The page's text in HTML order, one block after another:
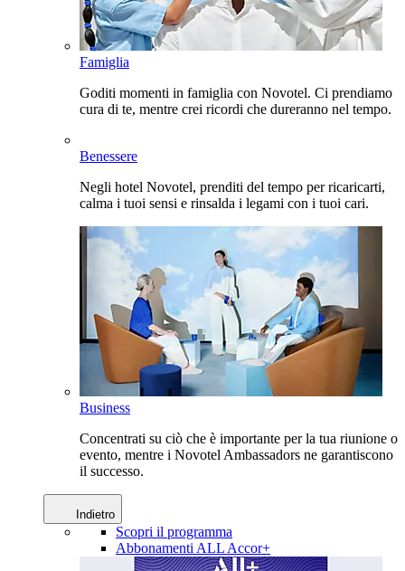
Famiglia
Goditi momenti in famiglia con Novotel. Ci prendiamo
cura di te, mentre crei ricordi che dureranno nel tempo.
Benessere
Negli hotel Novotel, prenditi del tempo per ricaricarti,
calma i tuoi sensi e rinsalda i legami con i tuoi cari.
Business
Concentrati su ciò che è importante per la tua riunione o
evento, mentre i Novotel Ambassadors ne garantiscono
il successo.
Indietro
Scopri il programma
Abbonamenti ALL Accor+